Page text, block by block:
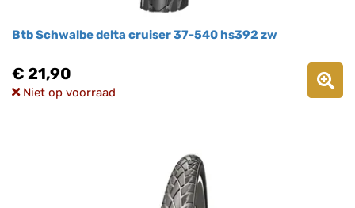
Btb Schwalbe delta cruiser 37-540 hs392 zw
€ 21,90
Niet op voorraad